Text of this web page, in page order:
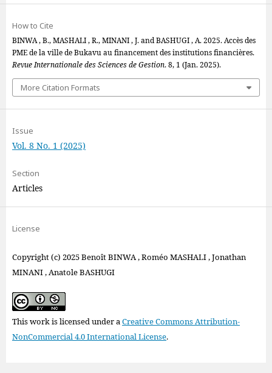
How to Cite
BINWA , B., MASHALI , R., MINANI , J. and BASHUGI , A. 2025. Accès des
PME de la ville de Bukavu au financement des institutions financières.
Revue Internationale des Sciences de Gestion. 8, 1 (Jan. 2025).
More Citation Formats
Issue
Vol. 8 No. 1 (2025)
Section
Articles
License
Copyright (c) 2025 Benoît BINWA , Roméo MASHALI , Jonathan
MINANI , Anatole BASHUGI
This work is licensed under aCreative Commons Attribution-
NonCommercial 4.0 International License.